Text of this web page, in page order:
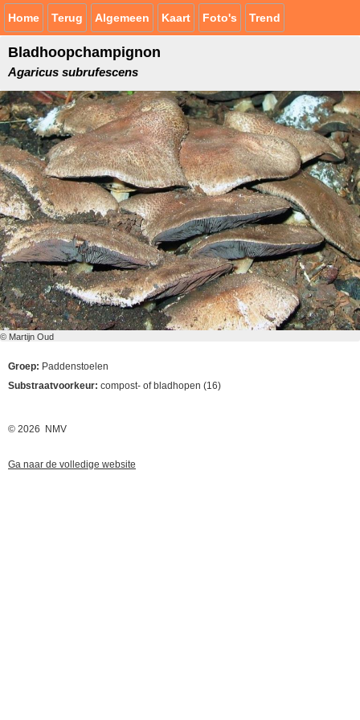
Home Terug Algemeen Kaart Foto's Trend
Bladhoopchampignon
Agaricus subrufescens
© Martijn Oud
Groep: Paddenstoelen
Substraatvoorkeur: compost- of bladhopen (16)
© 2026 NMV
Ga naar de volledige website